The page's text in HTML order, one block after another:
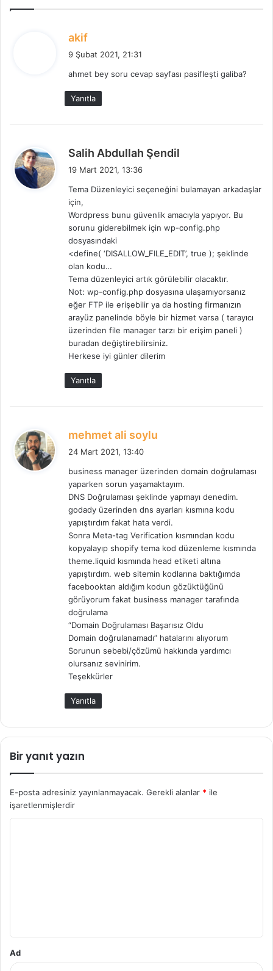
akif
i
k
i
9 Şubat 2021, 21:31
ahmet bey soru cevap sayfası pasifleşti galiba?
Yanıtla
Salih Abdullah Şendil
i
i
19 Mart 2021, 13:36
Tema Düzenleyici seçeneğini bulamayan arkadaşlar
için,
Wordpress bunu güvenlik amacıyla yapıyor. Bu
sorunu giderebilmek için wp-config.php
dosyasındaki
<define( ‘DISALLOW_FILE_EDIT’, true ); şeklinde
olan kodu…
Tema düzenleyici artık görülebilir olacaktır.
Not: wp-config.php dosyasına ulaşamıyorsanız
eğer FTP ile erişebilir ya da hosting firmanızın
arayüz panelinde böyle bir hizmet varsa ( tarayıcı
üzerinden file manager tarzı bir erişim paneli )
buradan değiştirebilirsiniz.
Herkese iyi günler dilerim
Yanıtla
mehmet ali soylu
i
k
i
24 Mart 2021, 13:40
business manager üzerinden domain doğrulaması
yaparken sorun yaşamaktayım.
DNS Doğrulaması şeklinde yapmayı denedim.
godady üzerinden dns ayarları kısmına kodu
yapıştırdım fakat hata verdi.
Sonra Meta-tag Verification kısmından kodu
kopyalayıp shopify tema kod düzenleme kısmında
theme.liquid kısmında head etiketi altına
yapıştırdım. web sitemin kodlarına baktığımda
facebooktan aldığım kodun gözüktüğünü
görüyorum fakat business manager tarafında
doğrulama
“Domain Doğrulaması Başarısız Oldu
Domain doğrulanamadı” hatalarını alıyorum
Sorunun sebebi/çözümü hakkında yardımcı
olursanız sevinirim.
Teşekkürler
Yanıtla
Bir yanıt yazın
E-posta adresiniz yayınlanmayacak. Gerekli alanlar * ile
işaretlenmişlerdir
Ad